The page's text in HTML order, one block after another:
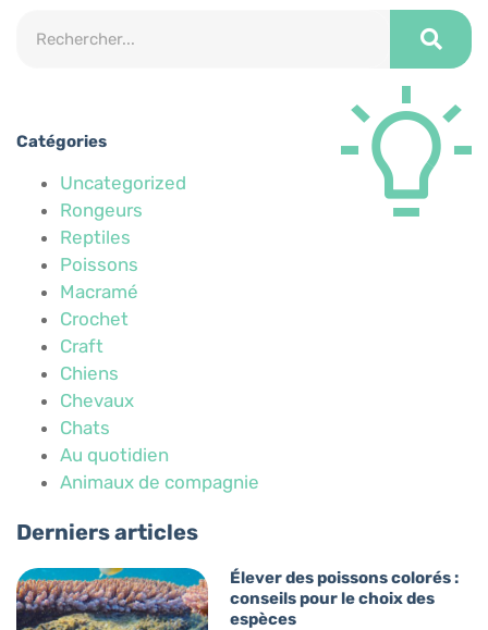
Catégories
Uncategorized
Rongeurs
Reptiles
Poissons
Macramé
Crochet
Craft
Chiens
Chevaux
Chats
Au quotidien
Animaux de compagnie
Derniers articles
Élever des poissons colorés :
conseils pour le choix des
espèces